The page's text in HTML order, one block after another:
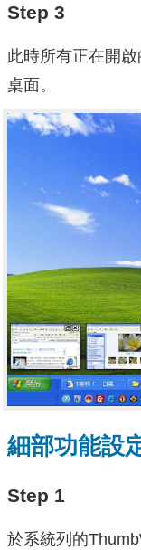
Step 3
此時所有正在開
桌面。
細部功能設
Step 1
於系統列的